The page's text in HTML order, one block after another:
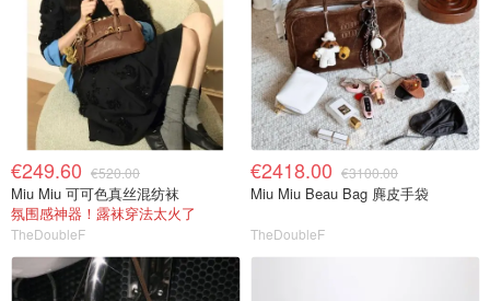
€249.60 €520.00
Miu Miu 可可色真丝混纺袜
氛围感神器！露袜穿法太火了
TheDoubleF
€2418.00 €3100.00
Miu Miu Beau Bag 麂皮手袋
TheDoubleF